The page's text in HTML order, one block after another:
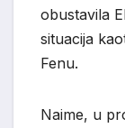
obustavila
situacija
Fenu.
Naime, u